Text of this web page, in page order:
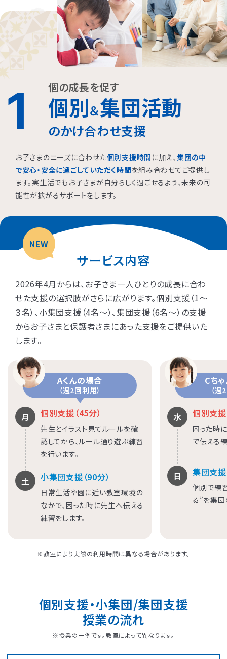
1 個の成長を促す
個別＆集団活動
のかけ合わせ支援
お子さまのニーズに合わせた個別支援時間 に加え、 集団の中
で安心・安全に過ごしていただく時間を組み合わせてご提供し
ます。実生活でもお子さまが自分らしく過ごせるよう、未来の可
能性が拡がるサポートをします。
NEW
サービス内容
2026年4月からは、お子さま一人ひとりの成長に合わ
せた支援の選択肢がさらに広がります。個別支援（1〜
３名）、小集団支援（4名〜）、集団支援（6名〜）の支援
からお子さまと保護者さまにあった支援をご提供いた
します。
Aくんの場合
（週2回利用）
月 個別支援（45分）
先生とイラスト見てルールを確
認してから、ルール通り遊ぶ練習
を行います。
土 小集団支援（90分）
日常生活や園に近い教室環境の
なかで、困った時に先生へ伝える
練習をします。
Cち
（週
水 個別支援
困った時
で伝える
日 集団支援
個別で練
る”を集団
※教室により実際の利用時間は異なる場合があります。
個別支援・小集団/集団支援
授業の流れ
※授業の一例です。教室によって異なります。
つくば市
児童発達支援
さいたま市浦和区
朝霞市
船橋市
浦安市
武蔵野市
豊島区
川崎市川崎区
横浜市港北区
名古屋市名東区
名古屋市北区
静岡市駿河区
児童発達支援
四日市市
放課後等デイサービス
寝屋川市
大阪市住之江区
神戸市東灘区
神戸市垂水区
京都市下京区
京都市東山区
奈良市
北葛城郡王寺町
仙台市太白区
児童発達支援
広島市中区
児童発達支援
北九州市
福岡市城南区